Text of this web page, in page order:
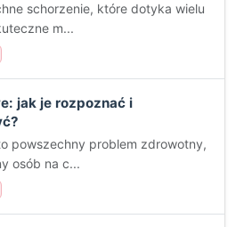
schorzenie, które dotyka wielu
m...
jak je rozpoznać i
powszechny problem zdrowotny,
osób na c...